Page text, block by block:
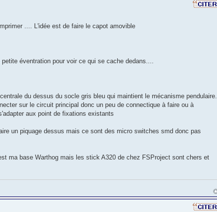
.... L'idée est de faire le capot amovible
éventration pour voir ce qui se cache dedans....
du dessus du socle gris bleu qui maintient le mécanisme pendulaire.
sur le circuit principal donc un peu de connectique à faire ou à
aux point de fixations existants
un piquage dessus mais ce sont des micro switches smd donc pas
ma base Warthog mais les stick A320 de chez FSProject sont chers et